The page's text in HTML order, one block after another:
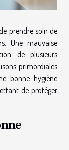
prendre soin de
Une mauvaise
de plusieurs
primordiales
bonne hygiène
de protéger